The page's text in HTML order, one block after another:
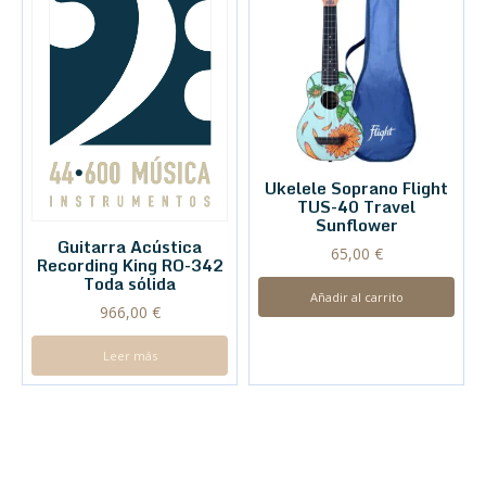
Guitarra Acústica
Recording King RO-342
Toda sólida
966,00 €
Leer más
Ukelele Soprano Flight
TUS-40 Travel
Sunflower
65,00 €
Añadir al carrito